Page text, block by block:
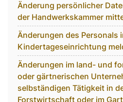
Änderung persönlicher
der Handwerkskammer
Änderungen des Personals
Kindertageseinrichtung
Änderungen im land- und
oder gärtnerischen
selbständigen Tätigkeit in
Forstwirtschaft oder im